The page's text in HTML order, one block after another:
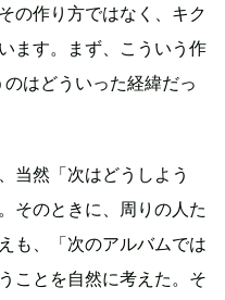
の作り方ではなく、キク
ます。まず、こういう作
はどういった経緯だっ
当然「次はどうしよう
そのときに、周りの人た
も、「次のアルバムでは
ことを自然に考えた。そ